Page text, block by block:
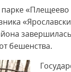
«Плещеево
бешенства.